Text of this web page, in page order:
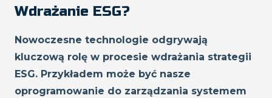
Wdrażanie ESG?
Nowoczesne technologie odgrywają
kluczową rolę w procesie wdrażania strategii
ESG. Przykładem może być nasze
oprogramowanie do zarządzania systemem